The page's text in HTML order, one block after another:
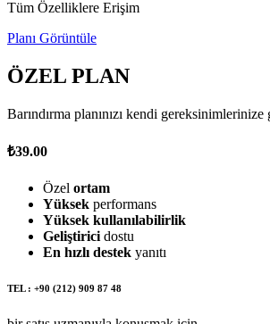
Tüm Özelliklere Erişim
Planı Görüntüle
ÖZEL PLAN
Barındırma planınızı kendi
₺39.00
Özel ortam
Yüksek performans
Yüksek kullanılabilirlik
Geliştirici dostu
En hızlı destek yanıtı
TEL : +90 (212) 909 87 48